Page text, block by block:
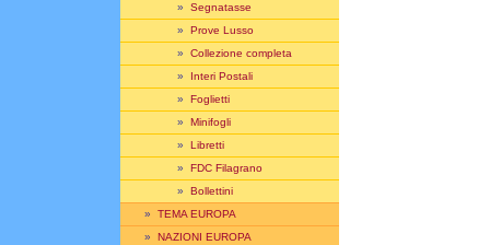
» Segnatasse
» Prove Lusso
» Collezione completa
» Interi Postali
» Foglietti
» Minifogli
» Libretti
» FDC Filagrano
» Bollettini
» TEMA EUROPA
» NAZIONI EUROPA